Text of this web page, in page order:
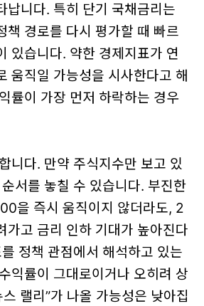
납니다. 특히 단기 국채금리는
책 경로를 다시 평가할 때 빠르
있습니다. 약한 경제지표가 연
움직일 가능성을 시사한다고 해
률이 가장 먼저 하락하는 경우
니다. 만약 주식지수만 보고 있
서를 놓칠 수 있습니다. 부진한
을 즉시 움직이지 않더라도, 2
가고 금리 인하 기대가 높아진다
정책 관점에서 해석하고 있는
익률이 그대로이거나 오히려 상
랠리”가 나올 가능성은 낮아집